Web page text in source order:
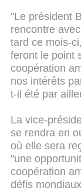
"Le président
rencontre
tard ce mois-
feront le point
coopération
nos intérêts
t-il été par
La vice-
se rendra en
où elle sera
"une
coopération
défis